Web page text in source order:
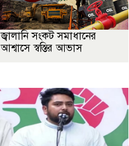
জ্বালানি সংকট সমাধানের
আশ্বাসে স্বস্তির আভাস